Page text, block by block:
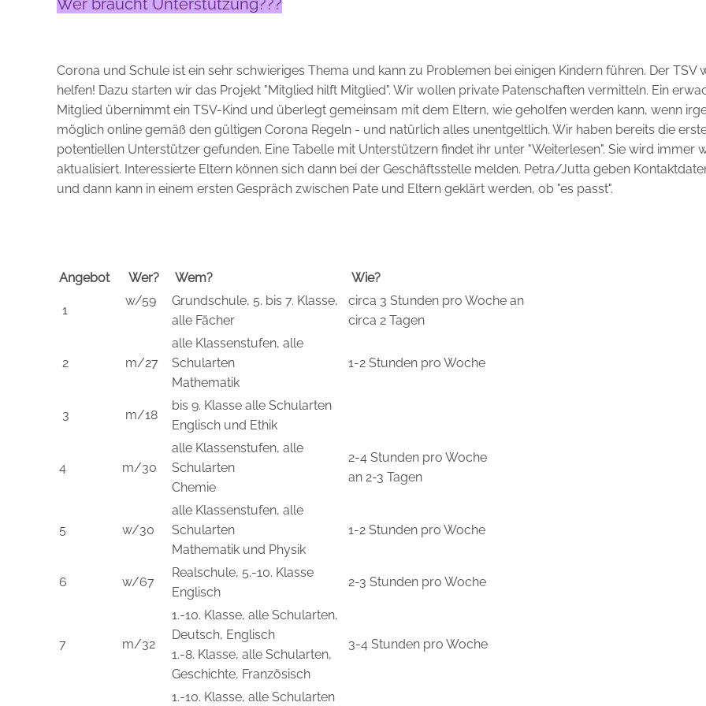
Wer braucht Unterstützung???
Corona und Schule ist ein sehr schwieriges Thema und kann zu Problemen bei einigen Kindern führen. Der TSV
helfen! Dazu starten wir das Projekt "Mitglied hilft Mitglied". Wir wollen private Patenschaften vermitteln. Ein
Mitglied übernimmt ein TSV-Kind und überlegt gemeinsam mit dem Eltern, wie geholfen werden kann, wenn
möglich online gemäß den gültigen Corona Regeln - und natürlich alles unentgeltlich. Wir haben bereits die
potentiellen Unterstützer gefunden. Eine Tabelle mit Unterstützern findet ihr unter "Weiterlesen". Sie wird immer
aktualisiert. Interessierte Eltern können sich dann bei der Geschäftsstelle melden. Petra/Jutta geben
und dann kann in einem ersten Gespräch zwischen Pate und Eltern geklärt werden, ob "es passt".
Angebot Wer? Wem? Wie?
1
w/59
Grundschule, 5. bis 7. Klasse,
alle Fächer
circa 3 Stunden pro Woche an
circa 2 Tagen
2 m/27
alle Klassenstufen, alle
Schularten
Mathematik
1-2 Stunden pro Woche
3 m/18
bis 9. Klasse alle Schularten
Englisch und Ethik
4 m/30
alle Klassenstufen, alle
Schularten
Chemie
2-4 Stunden pro Woche
an 2-3 Tagen
5 w/30
alle Klassenstufen, alle
Schularten
Mathematik und Physik
1-2 Stunden pro Woche
6 w/67
Realschule, 5.-10. Klasse
Englisch
2-3 Stunden pro Woche
7 m/32
1.-10. Klasse, alle Schularten,
Deutsch, Englisch
1.-8. Klasse, alle Schularten,
Geschichte, Französisch
3-4 Stunden pro Woche
1.-10. Klasse, alle Schularten